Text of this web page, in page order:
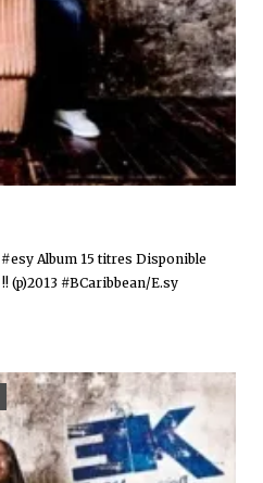
Album 15 titres Disponible
(p)2013 #BCaribbean/E.sy